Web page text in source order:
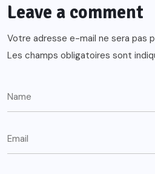
Leave a comment
Votre adresse e-mail ne sera pas
Les champs obligatoires sont